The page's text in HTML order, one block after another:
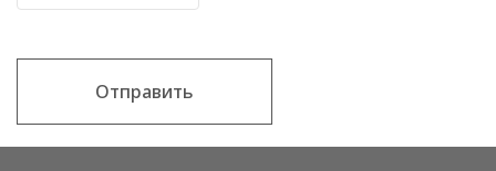
Отправить